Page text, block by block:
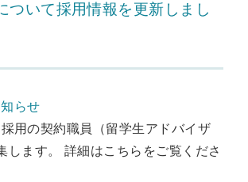
ついて採用情報を更新しまし
らせ
用の契約職員（留学生アドバイザ
します。 詳細はこちらをご覧くださ